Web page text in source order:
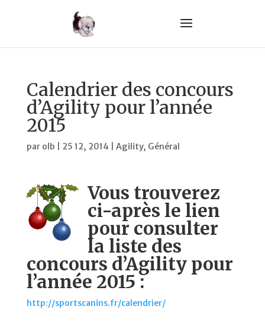
Calendrier des concours
d’Agility pour l’année
2015
par olb 25 12, 2014| Agility, Général
Vous trouverez
ci-après le lien
pour consulter
la liste des
concours d’Agility pour
l’année 2015 :
http://sportscanins.fr/calendrier/